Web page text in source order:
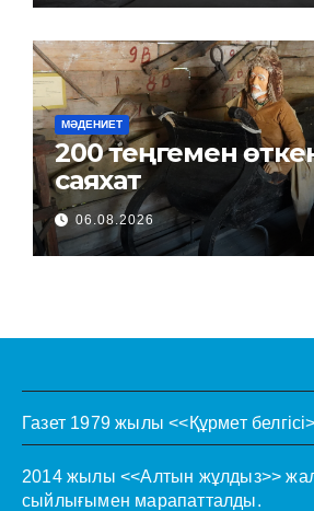
МӘДЕНИЕТ
200 теңгемен өткенге
саяхат
06.08.2026
Газет 1979 жылы <<Құрмет
2014 жылы <<Алтын жұлдыз>>
сыйлығымен марапатталды.